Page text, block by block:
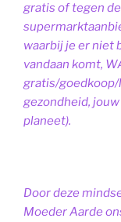
gratis of tegen
waarbij je er niet
vandaan komt,
gratis/goedkoop/
gezondheid,
planeet).
Door deze
Moeder Aarde